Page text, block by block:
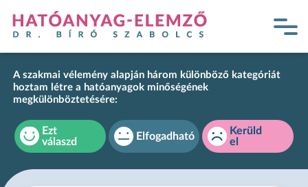
A szakmai vélemény alapján három különböző kategóriát
hoztam létre a hatóanyagok minőségének
megkülönböztetésére:
Ezt
válaszd
Elfogadható
Kerüld
el